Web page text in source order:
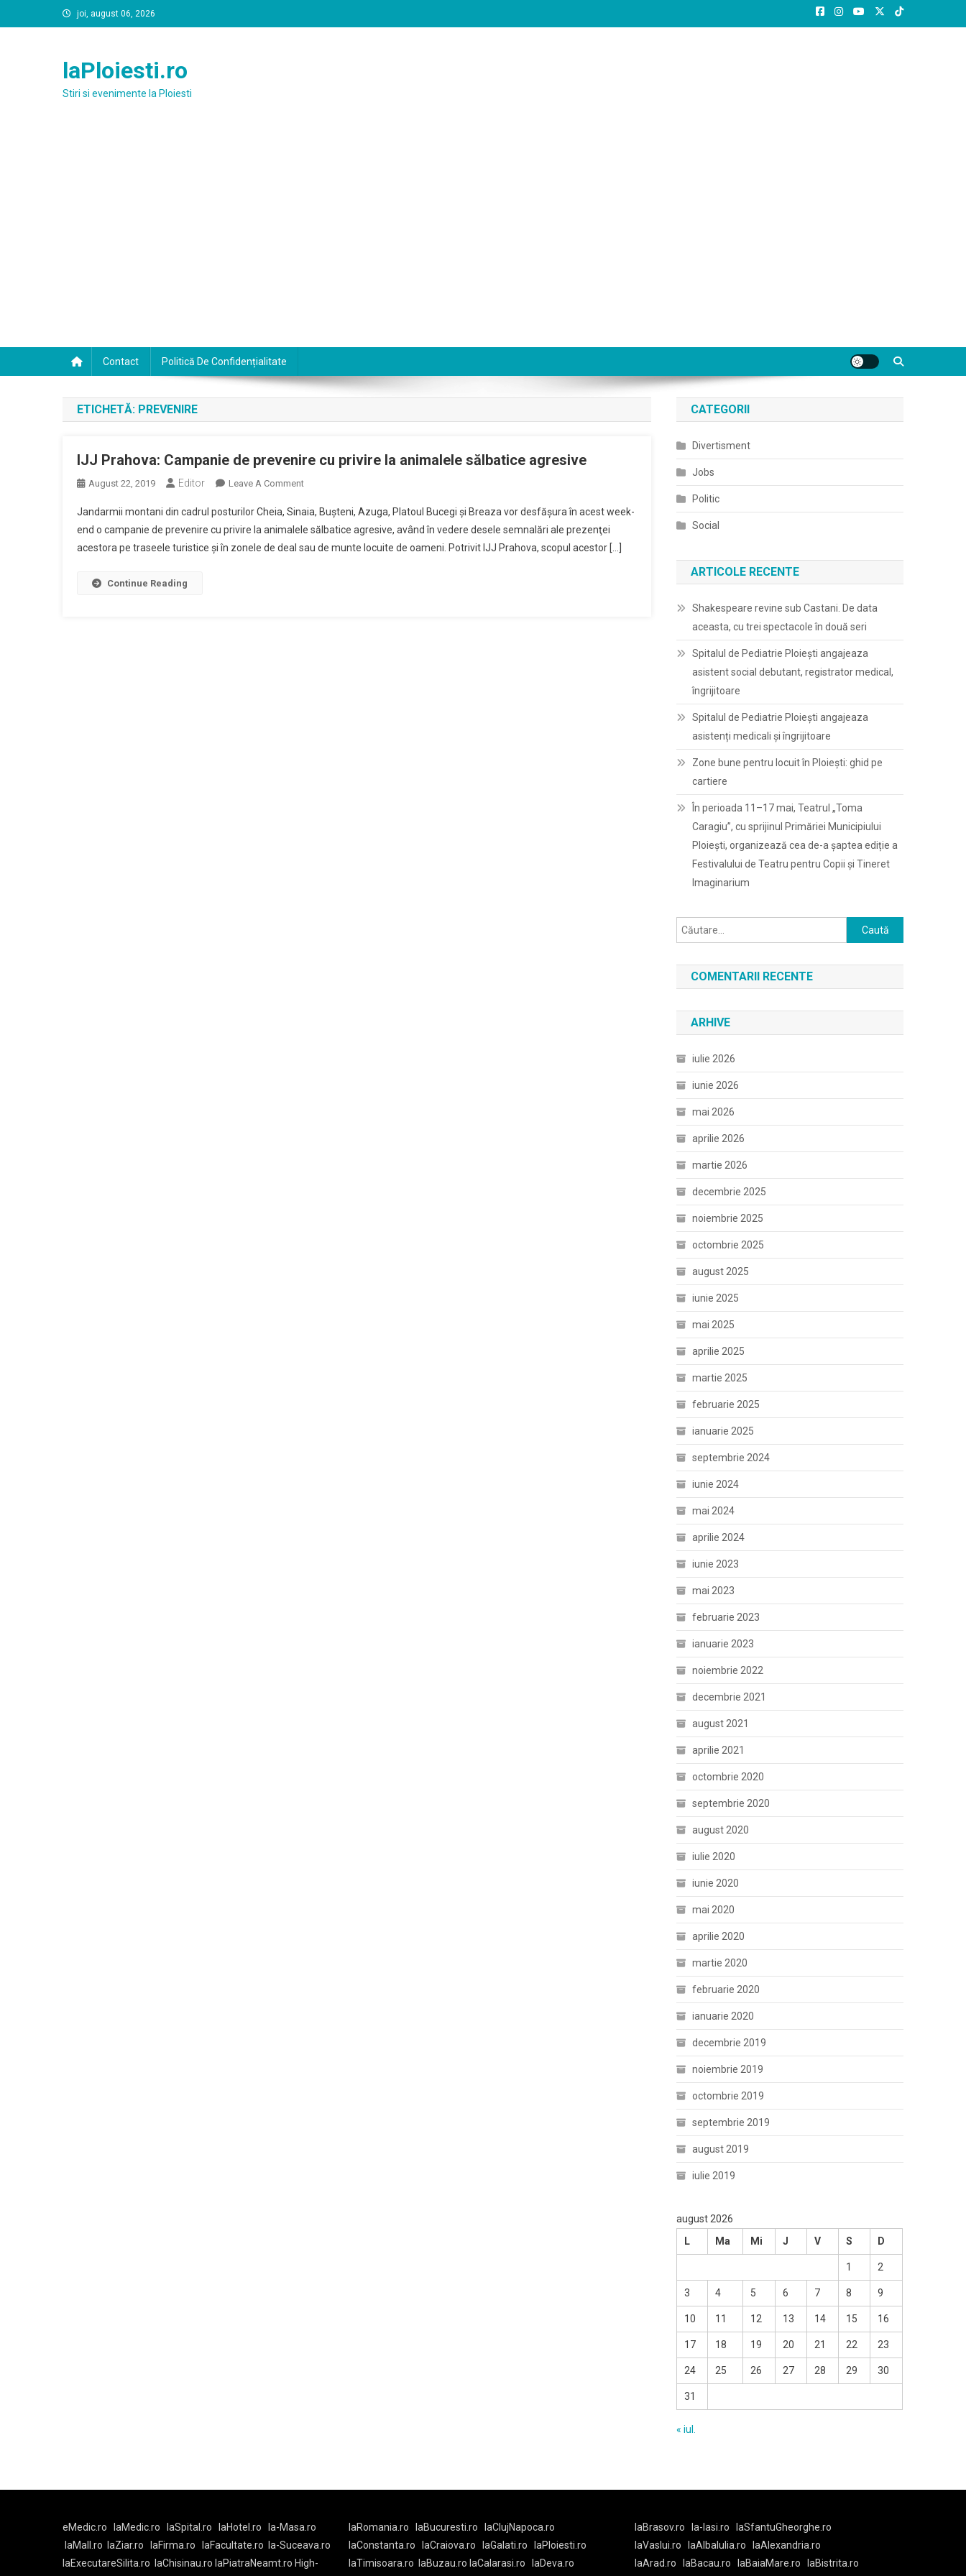
to
joi, august 06, 2026
laPloiesti.ro
Stiri si evenimente la Ploiesti
Contact Politică De Confidențialitate
ETICHETĂ: PREVENIRE
IJJ Prahova: Campanie de prevenire cu privire la animalele sălbatice agresive
August 22, 2019 Editor Leave A CommentOn
Prahova:
Campanie
De
Jandarmii montani din cadrul posturilor Cheia, Sinaia, Buşteni, Azuga, Platoul Bucegi şi Breaza vor desfăşura în acest week-
end o campanie de prevenire cu privire la animalele sălbatice agresive, având în vedere desele semnalări ale prezenţei
acestora pe traseele turistice şi în zonele de deal sau de munte locuite de oameni. Potrivit IJJ Prahova, scopul acestor […]
Continue Reading
CATEGORII
Divertisment
Jobs
Politic
Social
ARTICOLE RECENTE
Shakespeare revine sub Castani. De data
aceasta, cu trei spectacole în două seri
Spitalul de Pediatrie Ploieşti angajeaza
asistent social debutant, registrator medical,
îngrijitoare
Spitalul de Pediatrie Ploieşti angajeaza
asistenți medicali și îngrijitoare
Zone bune pentru locuit în Ploiești: ghid pe
cartiere
În perioada 11–17 mai, Teatrul „Toma
Caragiu”, cu sprijinul Primăriei Municipiului
Ploiești, organizează cea de-a șaptea ediție a
Festivalului de Teatru pentru Copii și Tineret
Imaginarium
Caută
după:
COMENTARII RECENTE
ARHIVE
iulie 2026
iunie 2026
mai 2026
aprilie 2026
martie 2026
decembrie 2025
noiembrie 2025
octombrie 2025
august 2025
iunie 2025
mai 2025
aprilie 2025
martie 2025
februarie 2025
ianuarie 2025
septembrie 2024
iunie 2024
mai 2024
aprilie 2024
iunie 2023
mai 2023
februarie 2023
ianuarie 2023
noiembrie 2022
decembrie 2021
august 2021
aprilie 2021
octombrie 2020
septembrie 2020
august 2020
iulie 2020
iunie 2020
mai 2020
aprilie 2020
martie 2020
februarie 2020
ianuarie 2020
decembrie 2019
noiembrie 2019
octombrie 2019
septembrie 2019
august 2019
iulie 2019
august 2026
L
Ma Mi J V S D
1 2
3 4 5 6 7 8 9
10 11 12 13 14 15 16
17 18 19 20 21 22 23
24 25 26 27 28 29 30
31
« iul.
eMedic.ro laMedic.ro laSpital.ro laHotel.ro
la-Masa.ro
laMall.ro
laZiar.ro laFirma.ro laFacultate.ro
la-Suceava.ro
laExecutareSilita.ro
laChisinau.ro laPiatraNeamt.ro High-
laRomania.ro laBucuresti.ro
laClujNapoca.ro
laConstanta.ro
laCraiova.ro laGalati.ro
laPloiesti.ro
laTimisoara.ro
laBuzau.ro laCalarasi.ro
laDeva.ro
laBrasov.ro la-Iasi.ro
laSfantuGheorghe.ro
laVaslui.ro
laAlbaIulia.ro
laAlexandria.ro
laArad.ro
laBacau.ro laBaiaMare.ro
laBistrita.ro